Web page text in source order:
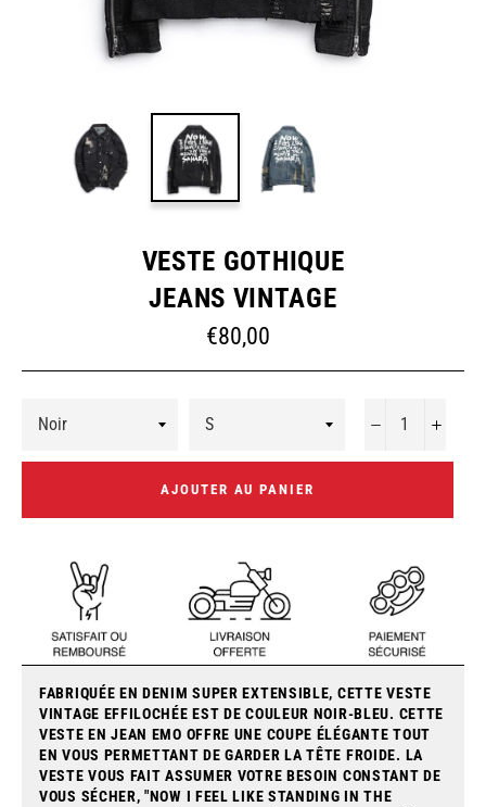
VESTE GOTHIQUE
JEANS VINTAGE
Prix
régulier
€80,00
− +
AJOUTER AU PANIER
FABRIQUÉE EN DENIM SUPER EXTENSIBLE, CETTE VESTE
VINTAGE EFFILOCHÉE EST DE COULEUR NOIR-BLEU. CETTE
VESTE EN JEAN EMO OFFRE UNE COUPE ÉLÉGANTE TOUT
EN VOUS PERMETTANT DE GARDER LA TÊTE FROIDE. LA
VESTE VOUS FAIT ASSUMER VOTRE BESOIN CONSTANT DE
VOUS SÉCHER, "NOW I FEEL LIKE STANDING IN THE